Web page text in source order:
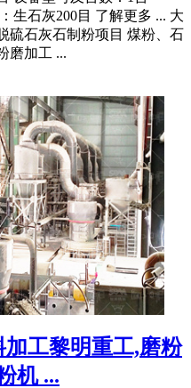
生石灰200目 了解更多 ... 大
硫石灰石制粉项目 煤粉、石
磨加工 ...
工黎明重工,磨粉
机 ...